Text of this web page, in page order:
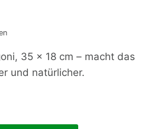
35 x 18 cm – macht das
und natürlicher.